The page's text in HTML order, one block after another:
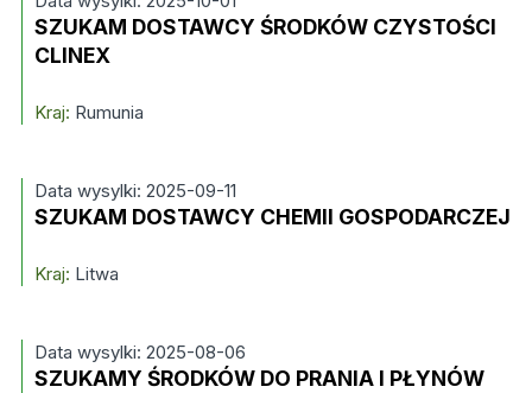
SZUKAM DOSTAWCY ŚRODKÓW CZYSTOŚCI
CLINEX
Kraj: Rumunia
Data wysylki: 2025-09-11
SZUKAM DOSTAWCY CHEMII GOSPODARCZEJ
Kraj: Litwa
Data wysylki: 2025-08-06
SZUKAMY ŚRODKÓW DO PRANIA I PŁYNÓW